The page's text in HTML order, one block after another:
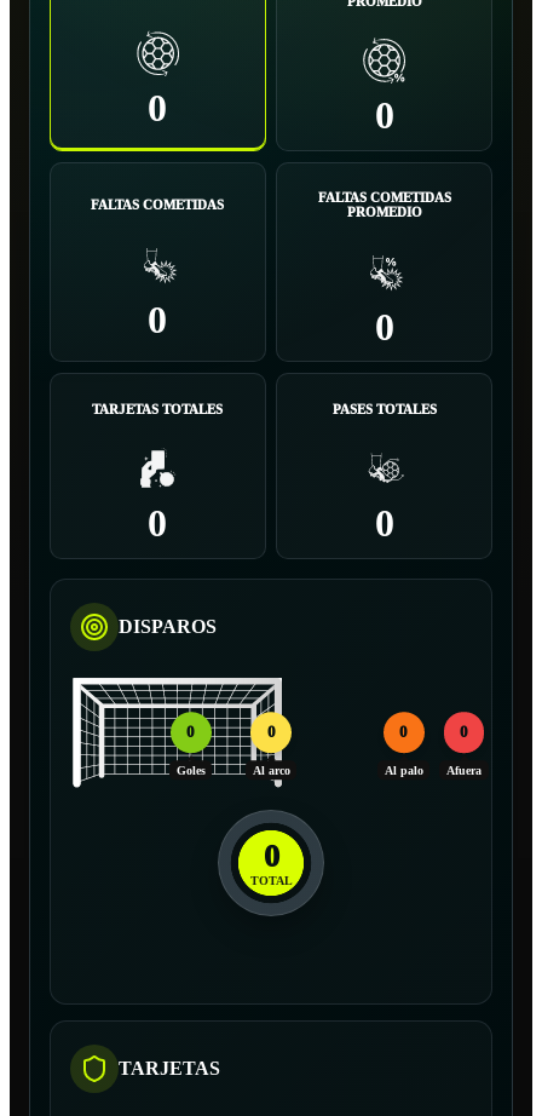
0 0
FALTAS COMETIDAS
0
FALTAS COMETIDAS
PROMEDIO
0
TARJETAS TOTALES
0
PASES TOTALES
0
DISPAROS
0
Goles
0
Al arco
0
Al palo
0
Afuera
0
TOTAL
TARJETAS